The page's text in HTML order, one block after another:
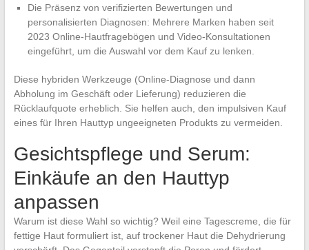
Die Präsenz von verifizierten Bewertungen und
personalisierten Diagnosen: Mehrere Marken haben seit
2023 Online-Hautfragebögen und Video-Konsultationen
eingeführt, um die Auswahl vor dem Kauf zu lenken.
Diese hybriden Werkzeuge (Online-Diagnose und dann
Abholung im Geschäft oder Lieferung) reduzieren die
Rücklaufquote erheblich. Sie helfen auch, den impulsiven Kauf
eines für Ihren Hauttyp ungeeigneten Produkts zu vermeiden.
Gesichtspflege und Serum:
Einkäufe an den Hauttyp
anpassen
Warum ist diese Wahl so wichtig? Weil eine Tagescreme, die für
fettige Haut formuliert ist, auf trockener Haut die Dehydrierung